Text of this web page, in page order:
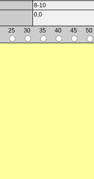
8-10
0,0
25 30 35 40 45 50